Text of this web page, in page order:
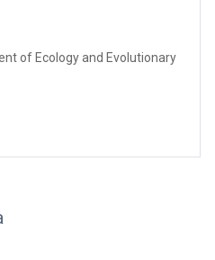
of Ecology and Evolutionary